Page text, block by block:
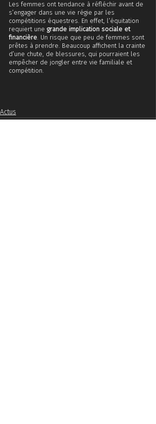
Les femmes ont tendance à réfléchir avant de
s’engager dans une vie régie par les
compétitions équestres. En effet, l’équitation
requiert une grande implication sociale et
financière. Un risque que peu de femmes sont
prêtes à prendre. Beaucoup affichent la crainte
d’une chute, de blessures, qui pourraient les
empêcher de jongler entre vie familiale et
compétition.
Actus